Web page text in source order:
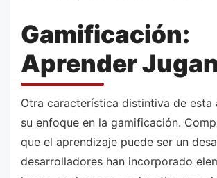
Gamificación:
Aprender
Otra característica distintiva de esta
su enfoque en la gamificación.
que el aprendizaje puede ser un
desarrolladores han incorporado